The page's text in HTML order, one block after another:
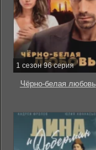
1 сезон 96 серия
Чёрно-белая любовь